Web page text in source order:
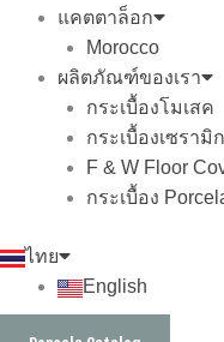
แคตตาล็อก
Morocco
ผลิตภัณฑ์ของเรา
กระเบื้องโมเสค
กระเบื้องเซรามิก
F & W Floor
กระเบื้อง
ไทย
English